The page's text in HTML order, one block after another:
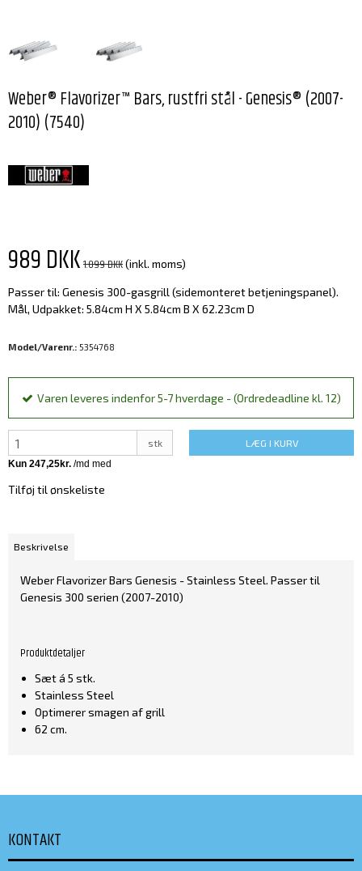
Weber® Flavorizer™ Bars, rustfri stål - Genesis® (2007-
2010) (7540)
989 DKK1.099 DKK(inkl. moms)
Passer til: Genesis 300-gasgrill (sidemonteret betjeningspanel).
Mål, Udpakket: 5.84cm H X 5.84cm B X 62.23cm D
Model/Varenr.: 5354768
Varen leveres indenfor 5-7 hverdage - (Ordredeadline kl. 12)
stk LÆG I KURV
Tilføj til ønskeliste
Beskrivelse
Weber Flavorizer Bars Genesis - Stainless Steel. Passer til
Genesis 300 serien (2007-2010)
Produktdetaljer
Sæt á 5 stk.
Stainless Steel
Optimerer smagen af grill
62 cm.
KONTAKT